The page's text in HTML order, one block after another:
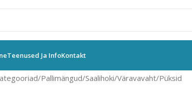
Teenused Ja InfoKontakt
Pallimängud Saalihoki Väravavaht Püksid